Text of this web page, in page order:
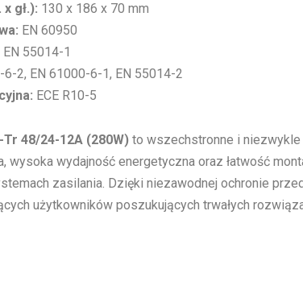
gł.): 130 x 186 x 70 mm
EN 60950
55014-1
6-2, EN 61000-6-1, EN 55014-2
ECE R10-5
48/24-12A (280W) to wszechstronne i
wysoka wydajność energetyczna oraz łatwość
zasilania. Dzięki niezawodnej ochronie
użytkowników poszukujących trwałych